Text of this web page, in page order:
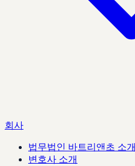
회사
법무법인 바트리앤초 소개
변호사 소개